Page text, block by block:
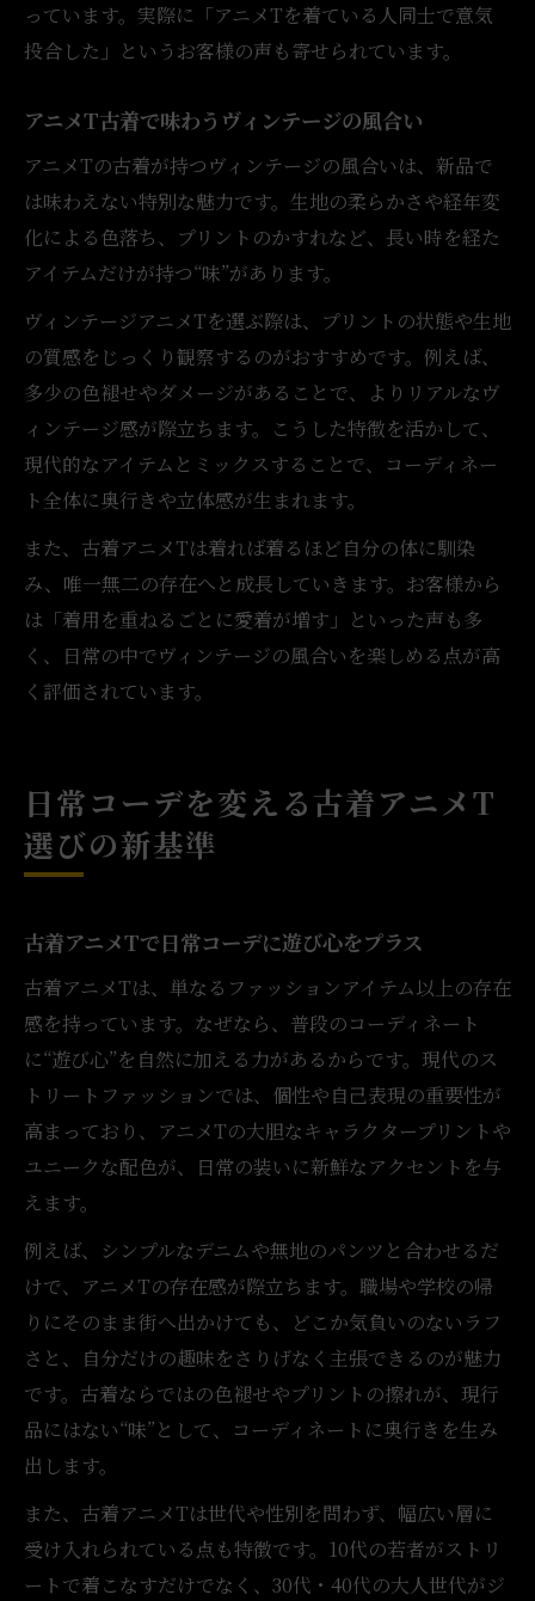
っています。実際に「アニメTを着ている人同士で意気
投合した」というお客様の声も寄せられています。
アニメT古着で味わうヴィンテージの風合い
アニメTの古着が持つヴィンテージの風合いは、新品で
は味わえない特別な魅力です。生地の柔らかさや経年変
化による色落ち、プリントのかすれなど、長い時を経た
アイテムだけが持つ“味”があります。
ヴィンテージアニメTを選ぶ際は、プリントの状態や生地
の質感をじっくり観察するのがおすすめです。例えば、
多少の色褪せやダメージがあることで、よりリアルなヴ
ィンテージ感が際立ちます。こうした特徴を活かして、
現代的なアイテムとミックスすることで、コーディネー
ト全体に奥行きや立体感が生まれます。
また、古着アニメTは着れば着るほど自分の体に馴染
み、唯一無二の存在へと成長していきます。お客様から
は「着用を重ねるごとに愛着が増す」といった声も多
く、日常の中でヴィンテージの風合いを楽しめる点が高
く評価されています。
日常コーデを変える古着アニメT
選びの新基準
古着アニメTで日常コーデに遊び心をプラス
古着アニメTは、単なるファッションアイテム以上の存在
感を持っています。なぜなら、普段のコーディネート
に“遊び心”を自然に加える力があるからです。現代のス
トリートファッションでは、個性や自己表現の重要性が
高まっており、アニメTの大胆なキャラクタープリントや
ユニークな配色が、日常の装いに新鮮なアクセントを与
えます。
例えば、シンプルなデニムや無地のパンツと合わせるだ
けで、アニメTの存在感が際立ちます。職場や学校の帰
りにそのまま街へ出かけても、どこか気負いのないラフ
さと、自分だけの趣味をさりげなく主張できるのが魅力
です。古着ならではの色褪せやプリントの擦れが、現行
品にはない“味”として、コーディネートに奥行きを生み
出します。
また、古着アニメTは世代や性別を問わず、幅広い層に
受け入れられている点も特徴です。10代の若者がストリ
ートで着こなすだけでなく、30代・40代の大人世代がジ